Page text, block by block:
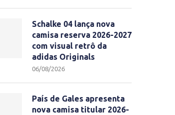
Schalke 04 lança nova
camisa reserva 2026-2027
com visual retrô da
adidas Originals
06/08/2026
País de Gales apresenta
nova camisa titular 2026-